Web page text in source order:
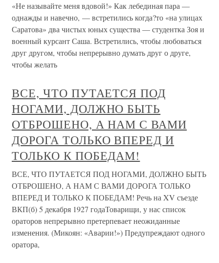
«Не называйте меня вдовой!» Как лебединая пара —
однажды и навечно, — встретились когда?то «на улицах
Саратова» два чистых юных существа — студентка Зоя и
военный курсант Саша. Встретились, чтобы любоваться
друг другом, чтобы непрерывно думать друг о друге,
чтобы желать
ВСЕ, ЧТО ПУТАЕТСЯ ПОД
НОГАМИ, ДОЛЖНО БЫТЬ
ОТБРОШЕНО, А НАМ С ВАМИ
ДОРОГА ТОЛЬКО ВПЕРЕД И
ТОЛЬКО К ПОБЕДАМ!
ВСЕ, ЧТО ПУТАЕТСЯ ПОД НОГАМИ, ДОЛЖНО БЫТЬ
ОТБРОШЕНО, А НАМ С ВАМИ ДОРОГА ТОЛЬКО
ВПЕРЕД И ТОЛЬКО К ПОБЕДАМ! Речь на XV съезде
ВКП(б) 5 декабря 1927 годаТоварищи, у нас список
ораторов непрерывно претерпевает неожиданные
изменения. (Микоян: «Аварии!») Предупреждают одного
оратора,